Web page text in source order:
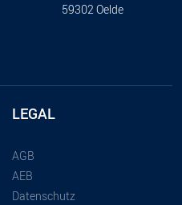
59302 Oelde
LEGAL
AGB
AEB
Datenschutz